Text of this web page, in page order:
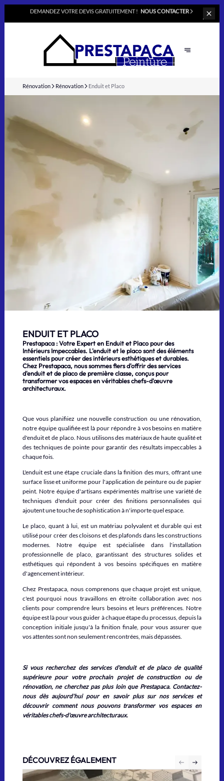
DEMANDEZ VOTRE DEVIS GRATUITEMENT ! NOUS CONTACTER
Rénovation Rénovation Enduit et Placo
ENDUIT ET PLACO
Prestapaca : Votre Expert en Enduit et Placo pour des
Intérieurs Impeccables. L'enduit et le placo sont des éléments
essentiels pour créer des intérieurs esthétiques et durables.
Chez Prestapaca, nous sommes fiers d'offrir des services
d'enduit et de placo de première classe, conçus pour
transformer vos espaces en véritables chefs-d'œuvre
architecturaux.
Que vous planifiiez une nouvelle construction ou une rénovation,
notre équipe qualifiée est là pour répondre à vos besoins en matière
d'enduit et de placo. Nous utilisons des matériaux de haute qualité et
des techniques de pointe pour garantir des résultats impeccables à
chaque fois.
L'enduit est une étape cruciale dans la finition des murs, offrant une
surface lisse et uniforme pour l'application de peinture ou de papier
peint. Notre équipe d'artisans expérimentés maîtrise une variété de
techniques d'enduit pour créer des finitions personnalisées qui
ajoutent une touche de sophistication à n'importe quel espace.
Le placo, quant à lui, est un matériau polyvalent et durable qui est
utilisé pour créer des cloisons et des plafonds dans les constructions
modernes. Notre équipe est spécialisée dans l'installation
professionnelle de placo, garantissant des structures solides et
esthétiques qui répondent à vos besoins spécifiques en matière
d'agencement intérieur.
Chez Prestapaca, nous comprenons que chaque projet est unique,
c'est pourquoi nous travaillons en étroite collaboration avec nos
clients pour comprendre leurs besoins et leurs préférences. Notre
équipe est là pour vous guider à chaque étape du processus, depuis la
conception initiale jusqu'à la finition finale, pour vous assurer que
vos attentes sont non seulement rencontrées, mais dépassées.
Si vous recherchez des services d'enduit et de placo de qualité
supérieure pour votre prochain projet de construction ou de
rénovation, ne cherchez pas plus loin que Prestapaca. Contactez-
nous dès aujourd'hui pour en savoir plus sur nos services et
découvrir comment nous pouvons transformer vos espaces en
véritables chefs-d'œuvre architecturaux.
DÉCOUVREZ ÉGALEMENT